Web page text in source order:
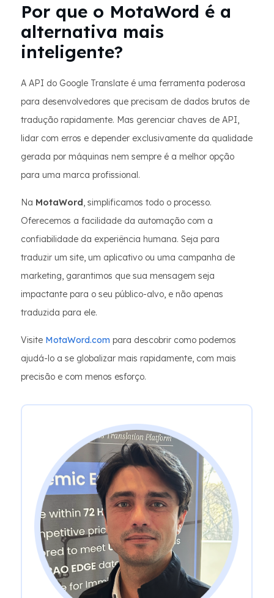
Por que o MotaWord é a
alternativa mais
inteligente?
A API do Google Translate é uma ferramenta poderosa
para desenvolvedores que precisam de dados brutos de
tradução rapidamente. Mas gerenciar chaves de API,
lidar com erros e depender exclusivamente da qualidade
gerada por máquinas nem sempre é a melhor opção
para uma marca profissional.
Na MotaWord, simplificamos todo o processo.
Oferecemos a facilidade da automação com a
confiabilidade da experiência humana. Seja para
traduzir um site, um aplicativo ou uma campanha de
marketing, garantimos que sua mensagem seja
impactante para o seu público-alvo, e não apenas
traduzida para ele.
Visite MotaWord.com para descobrir como podemos
ajudá-lo a se globalizar mais rapidamente, com mais
precisão e com menos esforço.